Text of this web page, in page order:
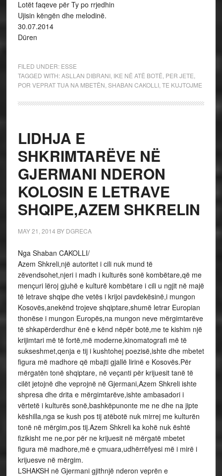
Lotët faqeve për Ty po rrjedhin
Ujisin këngën dhe melodinë.
30.07.2014
Düren
FILED UNDER: ESSE
TAGGED WITH:ASLLAN DIBRANI, IKE NË ATË BOTË PER JETE
POR VEPRAT TUA NA MBETËN SHABAN CAKOLLI, TE KUJTOJME
LIDHJA E
SHKRIMTARËVE NË
GJERMANI NDERON
KOLOSIN E LETRAVE
SHQIPE,AZEM SHKRELIN
MAY 21, 2014 BY DGRECA
Nga Shaban CAKOLLI/
Azem Shkreli,një autoritet i cili nuk mund të
zëvendsohet,njeri i madh i kulturës sonë kombëtare,që me
mençuri lëroj gjuhë e kulturë kombëtare i cili u ngjit në majë
të letrave shqipe dhe vetës i krijoi pavdekësinë,i mungon
Kosovës,anekënd trojeve shqiptare,shumë letrar Europian
thonëse i mungon Europës,na mungon neve mërgimtarëve
të shkapërderdhur ënë e kënd nëpër botë,me te kishim një
krijimtari më të fortë,më moderne,kinomatografi më të
sukseshmet,qenja e tij i kushtohej poezisë,ishte dhe mbetet
figura më madhore që mbajti gjallë lirinë e Kosovës.Për
mërgatën tonë shqiptare, në veçanti për krijuesit tanë të
cilët jetojnë dhe veprojnë në Gjermani,Azem Shkreli ishte
shpresa dhe drita e mërgimtarëve,ishte ambasadori i
vërtetë i kulturës sonë,bashkëpunonte me ne dhe na jipte
këshilla,nga se kush pos tij atëbotë nuk mirrej me kulturën
tonë në mërgim,pos tij.Azem Shkreli ka kohë nuk është
fizikisht me ne,por për ne krijuesit në mërgatë mbetet
figura më madhore,më e çmuara,udhërrëfyesi më i mirë i
krijuesve në mërgim.
LSHAKSH në Gjermani gjithnjë nderon veprën e